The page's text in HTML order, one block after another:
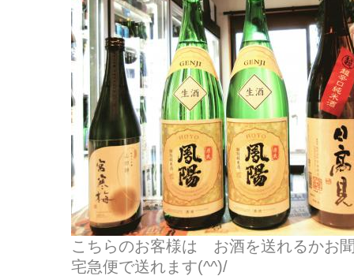
こちらのお客様は お酒を送れるかお
宅急便で送れます(^^)/